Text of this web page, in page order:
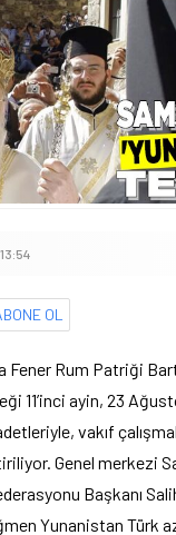
OL
Fener Rum Patriği
11’inci ayin, 23
vakıf
Genel merkezi
Başkanı
Yunanistan Türk